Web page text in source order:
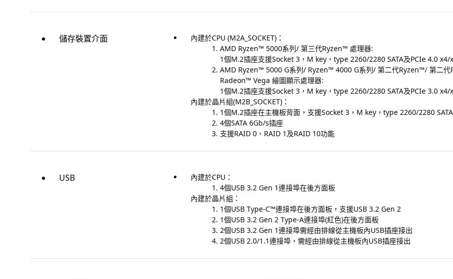
儲存裝置介面
內建於CPU (M2A_SOCKET)：
AMD Ryzen™ 5000系列/ 第三代Ryzen™ 處理器:
1個M.2插座支援Socket 3，M key，type 2260/2280 SATA及PCIe 4.0 x4/
AMD Ryzen™ 5000 G系列/ Ryzen™ 4000 G系列/ 第二代Ryzen™/ 第二
Radeon™ Vega 繪圖顯示處理器:
1個M.2插座支援Socket 3，M key，type 2260/2280 SATA及PCIe 3.0 x4/
內建於晶片組(M2B_SOCKET)：
1個M.2插座在主機板背面，支援Socket 3，M key，type 2260/2280
4個SATA 6Gb/s插座
支援RAID 0、RAID 1及RAID 10功能
USB
內建於CPU：
4個USB 3.2 Gen 1連接埠在後方面板
內建於晶片組：
1個USB Type-C™連接埠在後方面板，支援USB 3.2 Gen 2
1個USB 3.2 Gen 2 Type-A連接埠(紅色)在後方面板
2個USB 3.2 Gen 1連接埠需經由排線從主機板內USB插座接出
2個USB 2.0/1.1連接埠，需經由排線從主機板內USB插座接出